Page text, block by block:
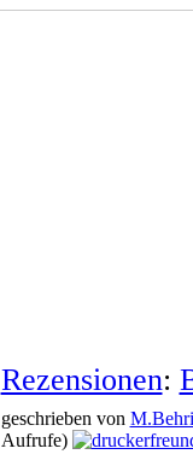
Rezensionen:
geschrieben von
Aufrufe)